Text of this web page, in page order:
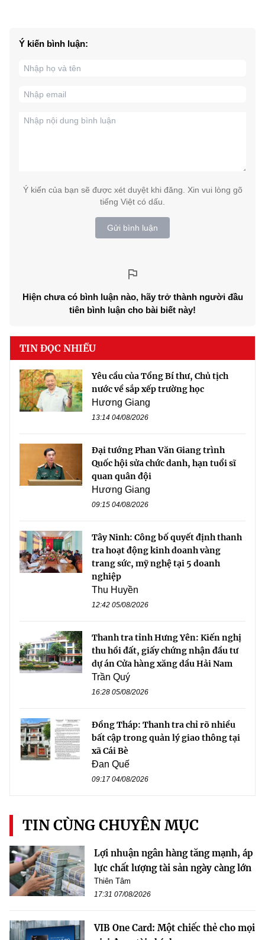
Ý kiến bình luận:
Ý kiến của bạn sẽ được xét duyệt khi đăng. Xin vui lòng gõ
tiếng Việt có dấu.
Gửi bình luận
Hiện chưa có bình luận nào, hãy trở thành người đầu
tiên bình luận cho bài biết này!
TIN ĐỌC NHIỀU
Yêu cầu của Tổng Bí thư, Chủ tịch
nước về sắp xếp trường học
Hương Giang
13:14 04/08/2026
Đại tướng Phan Văn Giang trình
Quốc hội sửa chức danh, hạn tuổi sĩ
quan quân đội
Hương Giang
09:15 04/08/2026
Tây Ninh: Công bố quyết định thanh
tra hoạt động kinh doanh vàng
trang sức, mỹ nghệ tại 5 doanh
nghiệp
Thu Huyền
12:42 05/08/2026
Thanh tra tỉnh Hưng Yên: Kiến nghị
thu hồi đất, giấy chứng nhận đầu tư
dự án Cửa hàng xăng dầu Hải Nam
Trần Quý
16:28 05/08/2026
Đồng Tháp: Thanh tra chỉ rõ nhiều
bất cập trong quản lý giao thông tại
xã Cái Bè
Đan Quế
09:17 04/08/2026
TIN CÙNG CHUYÊN MỤC
Lợi nhuận ngân hàng tăng mạnh, áp
lực chất lượng tài sản ngày càng lớn
Thiên Tâm
17:31 07/08/2026
VIB One Card: Một chiếc thẻ cho mọi